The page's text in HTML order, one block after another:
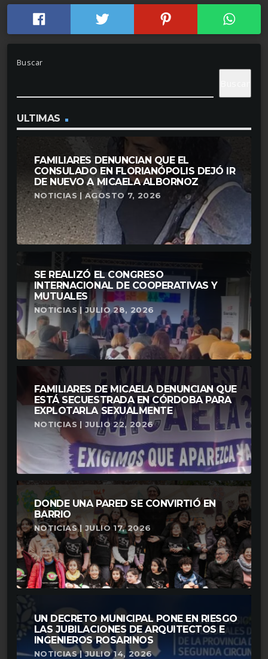
Buscar
ULTIMAS
FAMILIARES DENUNCIAN QUE EL
CONSULADO EN FLORIANÓPOLIS DEJÓ IR
DE NUEVO A MICAELA ALBORNOZ
NOTICIAS | AGOSTO 7, 2026
SE REALIZÓ EL CONGRESO
INTERNACIONAL DE COOPERATIVAS Y
MUTUALES
NOTICIAS | JULIO 28, 2026
FAMILIARES DE MICAELA DENUNCIAN QUE
ESTÁ SECUESTRADA EN CÓRDOBA PARA
EXPLOTARLA SEXUALMENTE
NOTICIAS | JULIO 22, 2026
DONDE UNA PARED SE CONVIRTIÓ EN
BARRIO
NOTICIAS | JULIO 17, 2026
UN DECRETO MUNICIPAL PONE EN RIESGO
LAS JUBILACIONES DE ARQUITECTOS E
INGENIEROS ROSARINOS
NOTICIAS | JULIO 14, 2026